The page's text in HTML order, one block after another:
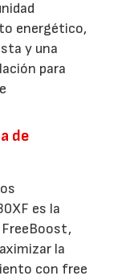
energético,
y una
para
de
es la
la
con free